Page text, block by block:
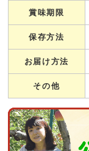
賞味期限
保存方法
お届け方法
その他